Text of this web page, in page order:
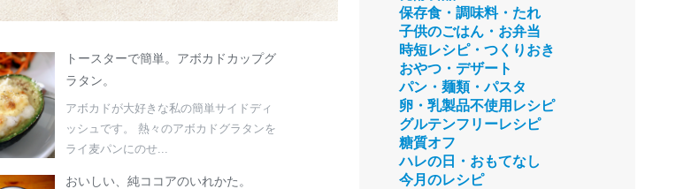
トースターで簡単。アボカドカップグ
ラタン。
アボカドが大好きな私の簡単サイドディ
ッシュです。 熱々のアボカドグラタンを
ライ麦パンにのせ...
おいしい、純ココアのいれかた。
保存食・調味料・たれ
子供のごはん・お弁当
時短レシピ・つくりおき
おやつ・デザート
パン・麺類・パスタ
卵・乳製品不使用レシピ
グルテンフリーレシピ
糖質オフ
ハレの日・おもてなし
今月のレシピ